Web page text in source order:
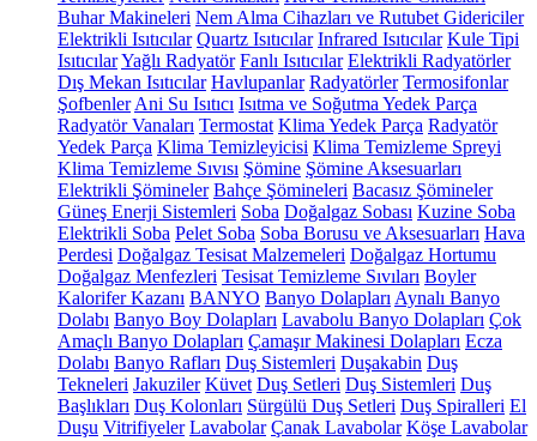
Buhar Makineleri Nem Alma Cihazları ve Rutubet Gidericiler
Elektrikli Isıtıcılar Quartz Isıtıcılar Infrared Isıtıcılar Kule Tipi
IsıtıcılarYağlı Radyatör Fanlı Isıtıcılar Elektrikli Radyatörler
Dış Mekan Isıtıcılar Havlupanlar Radyatörler Termosifonlar
Şofbenler Ani Su Isıtıcı Isıtma ve Soğutma Yedek Parça
Radyatör Vanaları Termostat Klima Yedek Parça Radyatör
Yedek Parça Klima Temizleyicisi Klima Temizleme Spreyi
Klima Temizleme Sıvısı Şömine Şömine Aksesuarları
Elektrikli Şömineler Bahçe Şömineleri Bacasız Şömineler
Güneş Enerji Sistemleri Soba Doğalgaz Sobası Kuzine Soba
Elektrikli Soba Pelet Soba Soba Borusu ve Aksesuarları Hava
Perdesi Doğalgaz Tesisat Malzemeleri Doğalgaz Hortumu
Doğalgaz Menfezleri Tesisat Temizleme Sıvıları Boyler
Kalorifer Kazanı BANYO Banyo Dolapları Aynalı Banyo
Dolabı Banyo Boy Dolapları Lavabolu Banyo Dolapları Çok
Amaçlı Banyo Dolapları Çamaşır Makinesi Dolapları Ecza
Dolabı Banyo Rafları Duş Sistemleri Duşakabin Duş
Tekneleri Jakuziler Küvet Duş Setleri Duş Sistemleri Duş
Başlıkları Duş Kolonları Sürgülü Duş Setleri Duş Spiralleri El
Duşu Vitrifiyeler Lavabolar Çanak Lavabolar Köşe Lavabolar